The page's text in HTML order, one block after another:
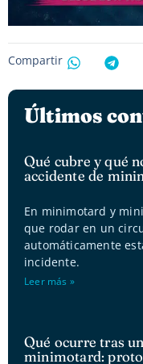
Compartir
Últimos
Qué cubre y qué
accidente de
En minimotard y
que rodar en un
automáticamente
incidente.
Leer más »
Qué ocurre tras
minimotard: